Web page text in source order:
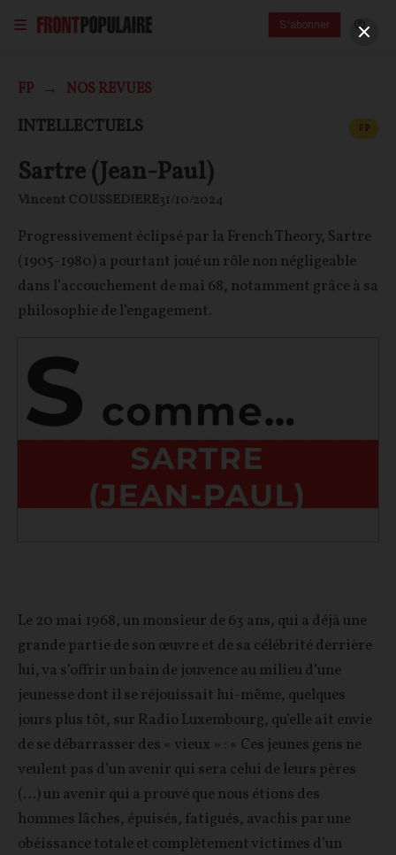
S'abonner
FP NOS REVUES
INTELLECTUELS FP
Sartre (Jean-Paul)
Vincent COUSSEDIERE31/10/2024
Progressivement éclipsé par la French Theory, Sartre
(1905-1980) a pourtant joué un rôle non négligeable
dans l’accouchement de mai 68, notamment grâce à sa
philosophie de l’engagement.
Le 20 mai 1968, un monsieur de 63 ans, qui a déjà une
grande partie de son œuvre et de sa célébrité derrière
lui, va s’offrir un bain de jouvence au milieu d’une
jeunesse dont il se réjouissait lui-même, quelques
jours plus tôt, sur Radio Luxembourg, qu’elle ait envie
de se débarrasser des « vieux » : « Ces jeunes gens ne
veulent pas d’un avenir qui sera celui de leurs pères
(…) un avenir qui a prouvé que nous étions des
hommes lâches, épuisés, fatigués, avachis par une
obéissance totale et complètement victimes d’un